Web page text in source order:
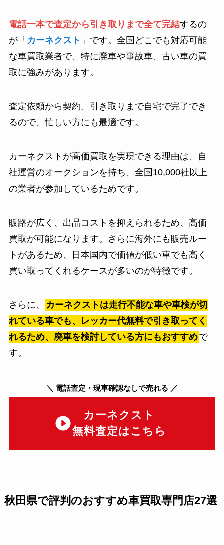
電話一本で査定から引き取りまで全て完結するの
が「 カーネクスト 」です。全国どこでも対応可能
な車買取業者で、特に廃車や事故車、古い車の買
取に強みがあります。
査定依頼から契約、引き取りまで自宅で完了でき
るので、忙しい方にも最適です。
カーネクストが高価買取を実現できる理由は、自
社運営のオークションを持ち、全国10,000社以上
の業者が参加しているためです。
販路が広く、出品コストを抑えられるため、高価
買取が可能になります。さらに海外にも販売ルー
トがあるため、日本国内で価値が低い車でも高く
買い取ってくれるケースが多いのが特徴です。
さらに、
カーネクストは走行不能な車や車検が切
れている車でも、レッカー代無料で引き取ってく
れるため、廃車を検討している方にもおすすめで
す。
＼ 電話査定・現車確認なしで売れる ／
カーネクスト
無料査定はこちら
秋田県で評判のおすすめ車買取専門店27選